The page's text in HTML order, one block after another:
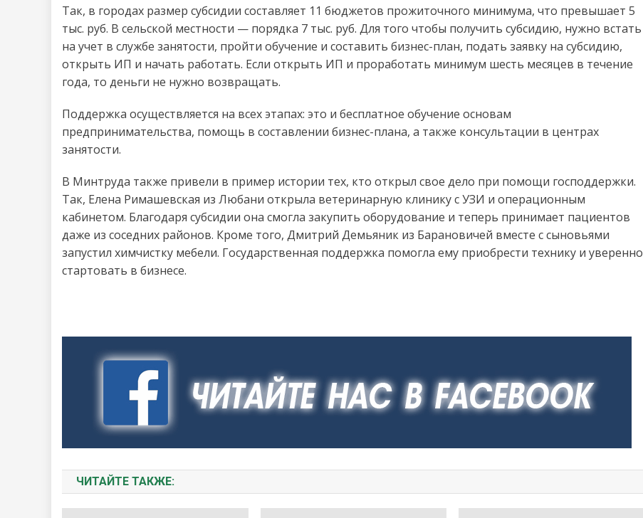
в
Минтруда
Так, в городах размер субсидии составляет 11 бюджетов прожиточного минимума, что превышает 5
тыс. руб. В сельской местности — порядка 7 тыс. руб. Для того чтобы получить субсидию, нужно встать
на учет в службе занятости, пройти обучение и составить бизнес-план, подать заявку на субсидию,
открыть ИП и начать работать. Если открыть ИП и проработать минимум шесть месяцев в течение
года, то деньги не нужно возвращать.
Поддержка осуществляется на всех этапах: это и бесплатное обучение основам
предпринимательства, помощь в составлении бизнес-плана, а также консультации в центрах
занятости.
В Минтруда также привели в пример истории тех, кто открыл свое дело при помощи господдержки.
Так, Елена Римашевская из Любани открыла ветеринарную клинику с УЗИ и операционным
кабинетом. Благодаря субсидии она смогла закупить оборудование и теперь принимает пациентов
даже из соседних районов. Кроме того, Дмитрий Демьяник из Барановичей вместе с сыновьями
запустил химчистку мебели. Государственная поддержка помогла ему приобрести технику и уверенно
стартовать в бизнесе.
ЧИТАЙТЕ ТАКЖЕ: